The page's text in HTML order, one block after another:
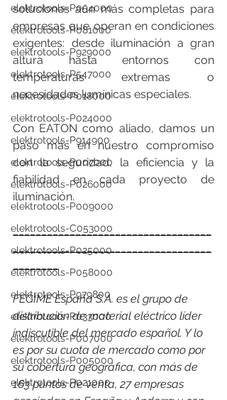
elektrotools-P054000
elektrotools-P081000
elektrotools-P929000
elektrotools-P547000
elektrotools-P018000
elektrotools-P024000
elektrotools-P914900
elektrotools-P007000
elektrotools-P026000
elektrotools-P009000
elektrotools-C053000
elektrotools-P025000
elektrotools-P058000
elektrotools-P979800
elektrotools-P033000
elektrotools-P007000
elektrotools-P005000
elektrotools-P021000
soluciones aún más completas para
empresas que operan en condiciones
exigentes: desde iluminación a gran
altura hasta entornos con
temperaturas extremas o
necesidades lumínicas especiales.
Con EATON como aliado, damos un
paso más en nuestro compromiso
con la seguridad, la eficiencia y la
fiabilidad en cada proyecto de
iluminación.
___________________________________
___________________________________
________
FEGIME España S.A. es el grupo de
distribución de material eléctrico líder
indiscutible del mercado español. Y lo
es por su cuota de mercado como por
su cobertura geográfica, con más de
163 puntos de venta, 27 empresas